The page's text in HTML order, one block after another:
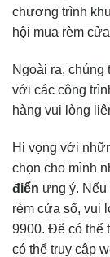
chương trình
hội mua rèm
Ngoài ra, chúng
với các công
hàng vui lòng
Hi vọng với
chọn cho mình
điển ưng ý. Nếu
rèm cửa sổ, vui
9900. Để có thể
có thể truy cập